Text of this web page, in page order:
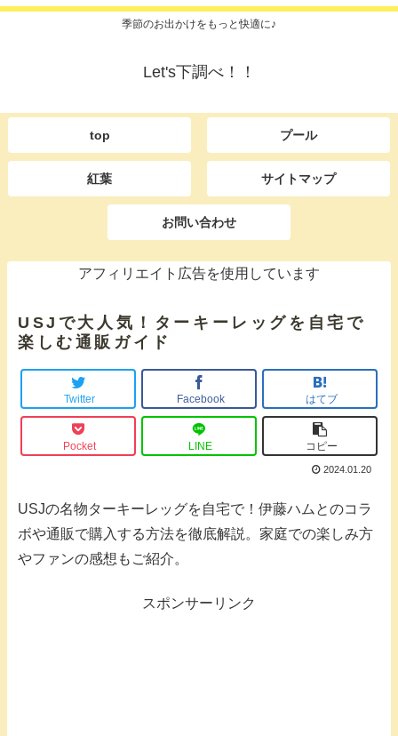
季節のお出かけをもっと快適に♪
Let's下調べ！！
top プール
紅葉 サイトマップ
お問い合わせ
アフィリエイト広告を使用しています
USJで大人気！ターキーレッグを自宅で
楽しむ通販ガイド
Twitter Facebook はてブ
Pocket LINE コピー
2024.01.20
USJの名物ターキーレッグを自宅で！伊藤ハムとのコラ
ボや通販で購入する方法を徹底解説。家庭での楽しみ方
やファンの感想もご紹介。
スポンサーリンク